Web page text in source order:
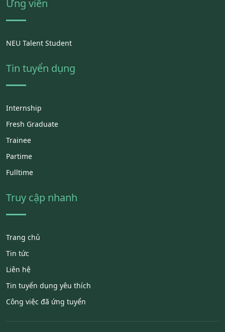
Ứng viên
NEU Talent Student
Tin tuyển dụng
Internship
Fresh Graduate
Trainee
Partime
Fulltime
Truy cập nhanh
Trang chủ
Tin tức
Liên hệ
Tin tuyển dụng yêu thích
Công việc đã ứng tuyển